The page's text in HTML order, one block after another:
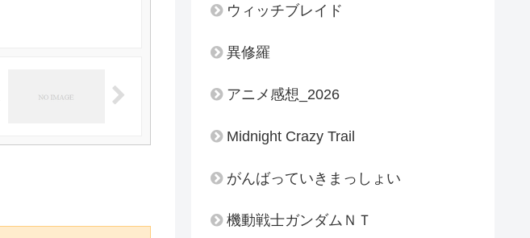
ウィッチブレイド
異修羅
アニメ感想_2026
Midnight Crazy Trail
がんばっていきまっしょい
機動戦士ガンダムＮＴ